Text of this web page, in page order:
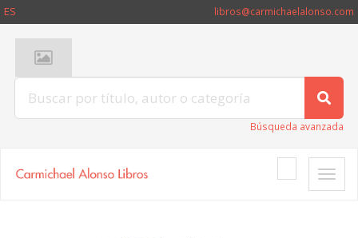
ES libros@carmichaelalonso.com
Búsqueda avanzada
Toggle